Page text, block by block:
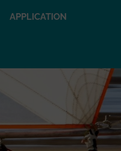
APPLICATION